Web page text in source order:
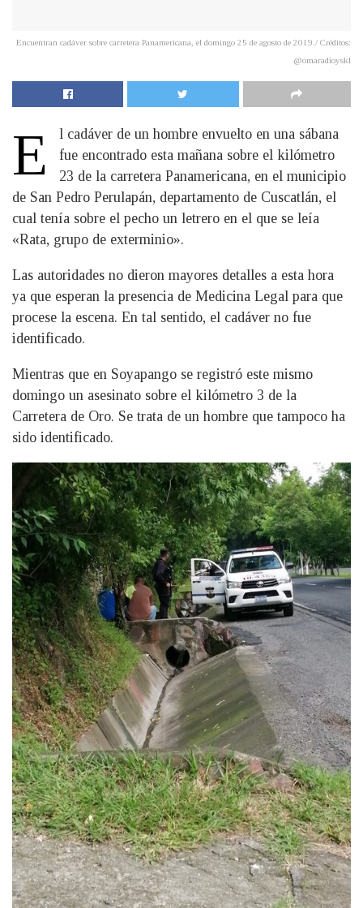
Encuentran cadáver sobre carretera Panamericana, el domingo 25 de agosto de 2019./ Créditos:
@omaradioyskl
E
l cadáver de un hombre envuelto en una sábana
fue encontrado esta mañana sobre el kilómetro
23 de la carretera Panamericana, en el municipio
de San Pedro Perulapán, departamento de Cuscatlán, el
cual tenía sobre el pecho un letrero en el que se leía
«Rata, grupo de exterminio».
Las autoridades no dieron mayores detalles a esta hora
ya que esperan la presencia de Medicina Legal para que
procese la escena. En tal sentido, el cadáver no fue
identificado.
Mientras que en Soyapango se registró este mismo
domingo un asesinato sobre el kilómetro 3 de la
Carretera de Oro. Se trata de un hombre que tampoco ha
sido identificado.